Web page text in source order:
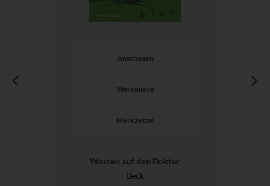
Anschauen
Warenkorb
Merkzettel
Warten auf den Doktor
Beck